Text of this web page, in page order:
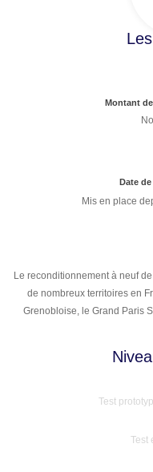
Montant
Date
Mis en place
Le reconditionnement à neuf
de nombreux territoires en
Grenobloise, le Grand Paris
Test
Test